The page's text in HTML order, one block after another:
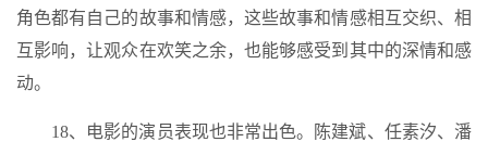
角色都有自己的故事和情感，这些故事和情感相互交织、相
互影响，让观众在欢笑之余，也能够感受到其中的深情和感
动。
18、电影的演员表现也非常出色。陈建斌、任素汐、潘